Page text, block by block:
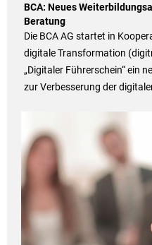
BCA: Neues
Beratung
Die BCA AG startet in
digitale Transformation
„Digitaler Führerschein“ ein
zur Verbesserung der